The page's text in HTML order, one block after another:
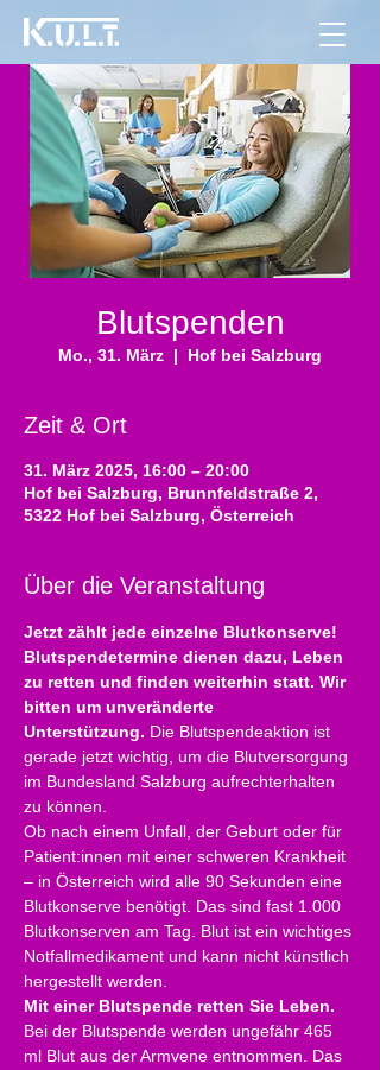
Blutspenden
Mo., 31. März
  |
Hof bei Salzburg
Zeit & Ort
31. März 2025, 16:00 – 20:00
Hof bei Salzburg, Brunnfeldstraße 2,
5322 Hof bei Salzburg, Österreich
Über die Veranstaltung
Jetzt zählt jede einzelne Blutkonserve!
Blutspendetermine dienen dazu, Leben
zu retten und finden weiterhin statt. Wir
bitten um unveränderte
Unterstützung. Die Blutspendeaktion ist
gerade jetzt wichtig, um die Blutversorgung
im Bundesland Salzburg aufrechterhalten
zu können.
Ob nach einem Unfall, der Geburt oder für
Patient:innen mit einer schweren Krankheit
– in Österreich wird alle 90 Sekunden eine
Blutkonserve benötigt. Das sind fast 1.000
Blutkonserven am Tag. Blut ist ein wichtiges
Notfallmedikament und kann nicht künstlich
hergestellt werden.
Mit einer Blutspende retten Sie Leben.
Bei der Blutspende werden ungefähr 465
ml Blut aus der Armvene entnommen. Das